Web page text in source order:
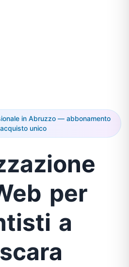
in Abruzzo — abbonamento
unico
per
a